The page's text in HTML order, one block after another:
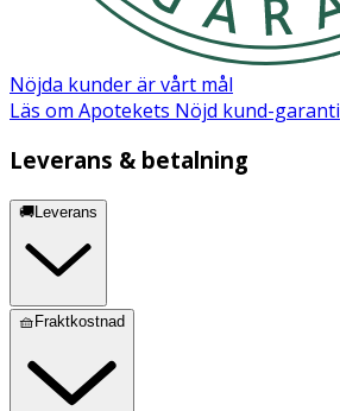
Nöjda kunder är vårt mål
Läs om Apotekets Nöjd kund-garanti
Leverans & betalning
🚚Leverans
🧺Fraktkostnad